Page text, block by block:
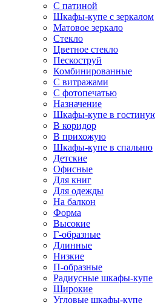
С патиной
Шкафы-купе с зеркалом
Матовое зеркало
Стекло
Цветное стекло
Пескоструй
Комбинированные
С витражами
С фотопечатью
Назначение
Шкафы-купе в
В коридор
В прихожую
Шкафы-купе в спальню
Детские
Офисные
Для книг
Для одежды
На балкон
Форма
Высокие
Г-образные
Длинные
Низкие
П-образные
Радиусные шкафы-купе
Широкие
Угловые шкафы-купе